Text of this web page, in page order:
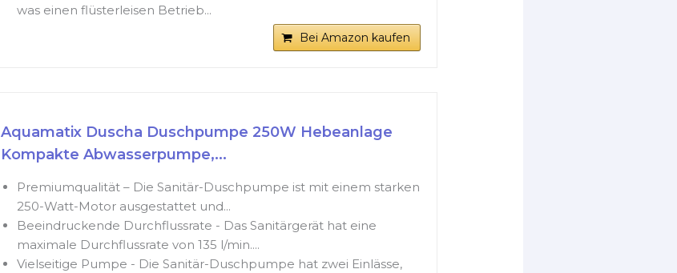
was einen flüsterleisen Betrieb...
Bei Amazon kaufen
Aquamatix Duscha Duschpumpe 250W Hebeanlage
Kompakte Abwasserpumpe,...
Premiumqualität – Die Sanitär-Duschpumpe ist mit einem starken
250-Watt-Motor ausgestattet und...
Beeindruckende Durchflussrate - Das Sanitärgerät hat eine
maximale Durchflussrate von 135 l/min....
Vielseitige Pumpe - Die Sanitär-Duschpumpe hat zwei Einlässe,